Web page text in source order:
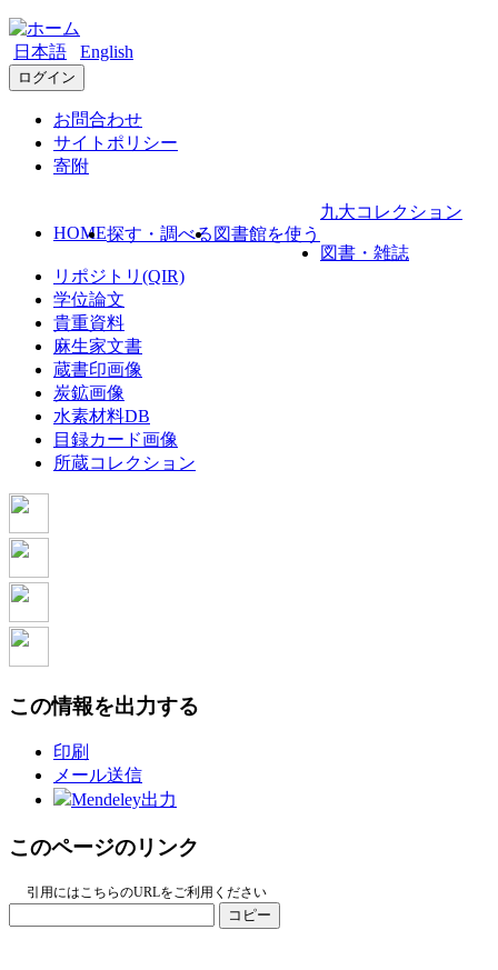
日本語 English
ログイン
お問合わせ
サイトポリシー
寄附
HOME探す・調べる 図書館を使う
九大コレクション
図書・雑誌
リポジトリ(QIR)
学位論文
貴重資料
麻生家文書
蔵書印画像
炭鉱画像
水素材料DB
目録カード画像
所蔵コレクション
この情報を出力する
印刷
メール送信
Mendeley出力
このページのリンク
引用にはこちらのURLをご利用ください
コピー